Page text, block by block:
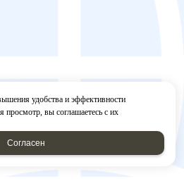
удобства и эффективности
просмотр, вы соглашаетесь с их
Согласен